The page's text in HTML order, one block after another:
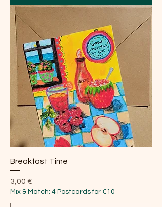
Breakfast Time
Preis
3,00 €
Mix & Match: 4 Postcards for €10